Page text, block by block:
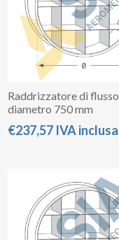
Raddrizzatore di flusso
diametro 750 mm
€237,57 IVA inclusa